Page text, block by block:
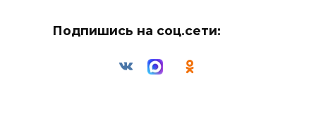
Подпишись на соц.сети: